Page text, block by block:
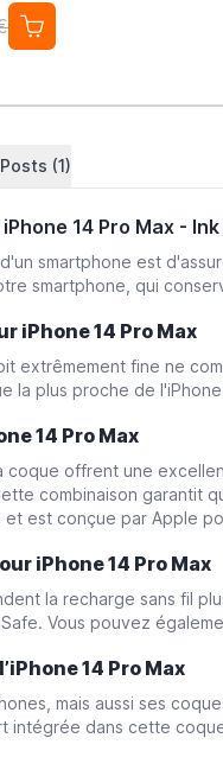
(1)
14 Pro Max - Ink
smartphone est
smartphone, qui
iPhone 14 Pro Max
extrêmement fine ne
la plus proche de
14 Pro Max
coque offrent une
combinaison garantit
est conçue par Apple
iPhone 14 Pro Max
la recharge sans fil
Vous pouvez
14 Pro Max
mais aussi ses
dans cette